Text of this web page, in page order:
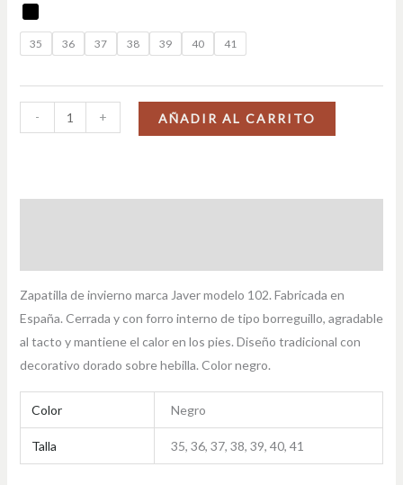
35 36 37 38 39 40 41
- + AÑADIR AL CARRITO
Zapatilla de invierno marca Javer modelo 102. Fabricada en
España. Cerrada y con forro interno de tipo borreguillo, agradable
al tacto y mantiene el calor en los pies. Diseño tradicional con
decorativo dorado sobre hebilla. Color negro.
Color Negro
Talla 35, 36, 37, 38, 39, 40, 41